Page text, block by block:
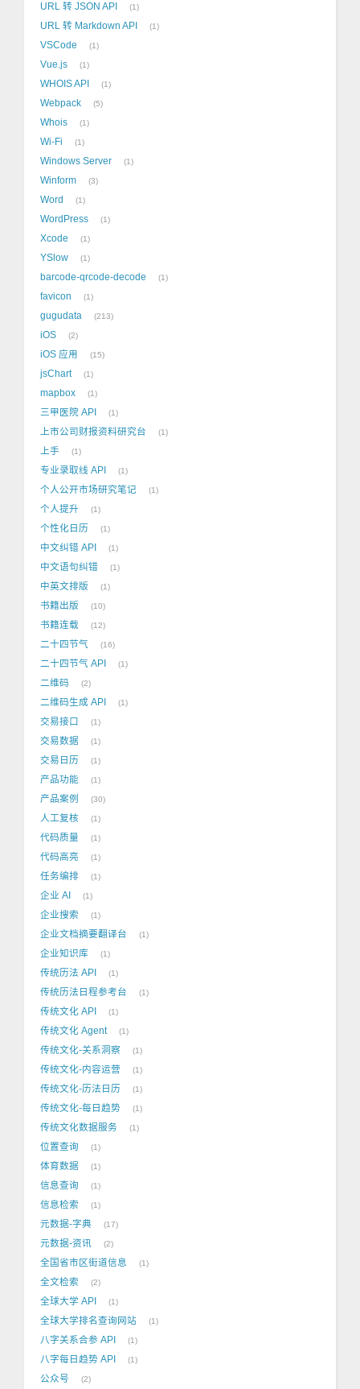
URL 转 JSON API 1
URL 转 Markdown API 1
VSCode 1
Vue.js 1
WHOIS API 1
Webpack 5
Whois 1
Wi-Fi 1
Windows Server 1
Winform 3
Word 1
WordPress 1
Xcode 1
YSlow 1
barcode-qrcode-decode 1
favicon 1
gugudata 213
iOS 2
iOS 应用 15
jsChart 1
mapbox 1
三甲医院 API 1
上市公司财报资料研究台 1
上手 1
专业录取线 API 1
个人公开市场研究笔记 1
个人提升 1
个性化日历 1
中文纠错 API 1
中文语句纠错 1
中英文排版 1
书籍出版 10
书籍连载 12
二十四节气 16
二十四节气 API 1
二维码 2
二维码生成 API 1
交易接口 1
交易数据 1
交易日历 1
产品功能 1
产品案例 30
人工复核 1
代码质量 1
代码高亮 1
任务编排 1
企业 AI 1
企业搜索 1
企业文档摘要翻译台 1
企业知识库 1
传统历法 API 1
传统历法日程参考台 1
传统文化 API 1
传统文化 Agent 1
传统文化-关系洞察 1
传统文化-内容运营 1
传统文化-历法日历 1
传统文化-每日趋势 1
传统文化数据服务 1
位置查询 1
体育数据 1
信息查询 1
信息检索 1
元数据-字典 17
元数据-资讯 2
全国省市区街道信息 1
全文检索 2
全球大学 API 1
全球大学排名查询网站 1
八字关系合参 API 1
八字每日趋势 API 1
公众号 2